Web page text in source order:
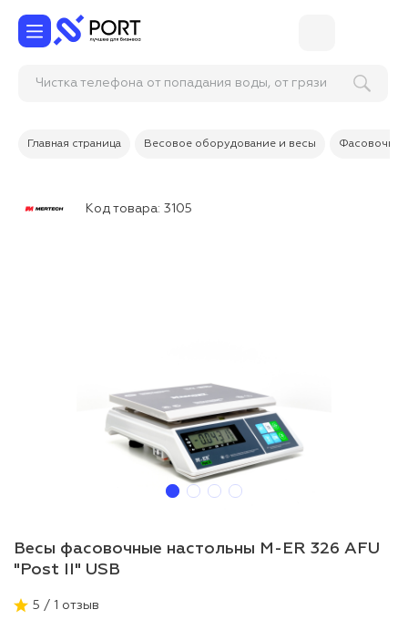
Чистка телефона от попадания воды, от грязи
Главная страница Весовое оборудование и весы
Код товара: 3105
Весы фасовочные настольны M-ER 326 AFU
"Post II" USB
5 / 1 отзыв